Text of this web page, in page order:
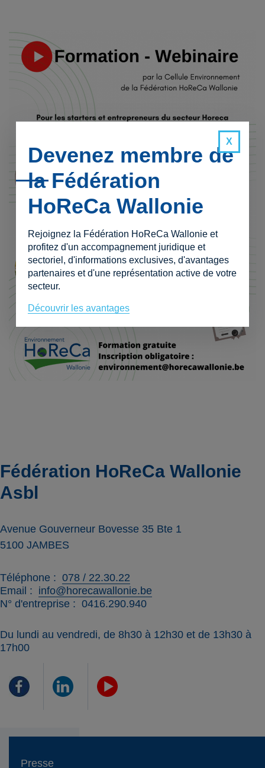
Fédération HoReCa Wallonie
Asbl
Avenue Gouverneur Bovesse 35 Bte 1
5100 JAMBES
Téléphone
078 / 22.30.22
Email
info@horecawallonie.be
N° d'entreprise
0416.290.940
Du lundi au vendredi, de 8h30 à 12h30 et de 13h30 à
17h00
Presse
Devenez membre de
la Fédération
HoReCa Wallonie
Rejoignez la Fédération HoReCa Wallonie et
profitez d'un accompagnement juridique et
sectoriel, d'informations exclusives, d'avantages
partenaires et d'une représentation active de votre
secteur.
Découvrir les avantages